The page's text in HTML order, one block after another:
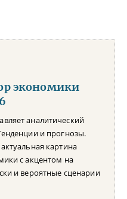
экономики
аналитический
и прогнозы.
картина
с акцентом на
и вероятные сценарии